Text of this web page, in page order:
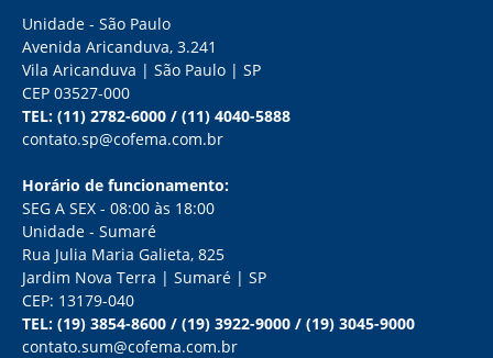
Unidade - São Paulo
Avenida Aricanduva, 3.241
Vila Aricanduva | São Paulo | SP
CEP 03527-000
TEL: (11) 2782-6000 / (11) 4040-5888
contato.sp@cofema.com.br
Horário de funcionamento:
SEG A SEX - 08:00 às 18:00
Unidade - Sumaré
Rua Julia Maria Galieta, 825
Jardim Nova Terra | Sumaré | SP
CEP: 13179-040
TEL: (19) 3854-8600 / (19) 3922-9000 / (19) 3045-9000
contato.sum@cofema.com.br